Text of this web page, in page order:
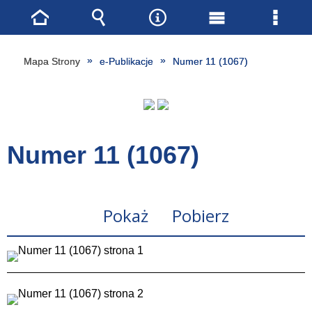
Mapa Strony e-Publikacje Numer 11 (1067)
Numer 11 (1067)
Pokaż Pobierz
Strona
główna
Wyszukiwarka
NarzędziaMenu
główne
Menu